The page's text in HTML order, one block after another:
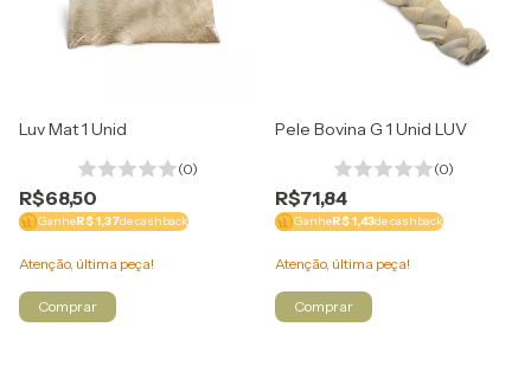
Luv Mat 1 Unid
(0)
R$68,50
GanheR$ 1,37de cashback
Atenção, última peça!
Pele Bovina G 1 Unid LUV
(0)
R$71,84
GanheR$ 1,43de cashback
Atenção, última peça!